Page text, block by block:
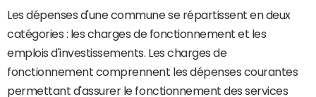
Les dépenses d'une commune se répartissent en deux
catégories : les charges de fonctionnement et les
emplois d'investissements. Les charges de
fonctionnement comprennent les dépenses courantes
permettant d'assurer le fonctionnement des services